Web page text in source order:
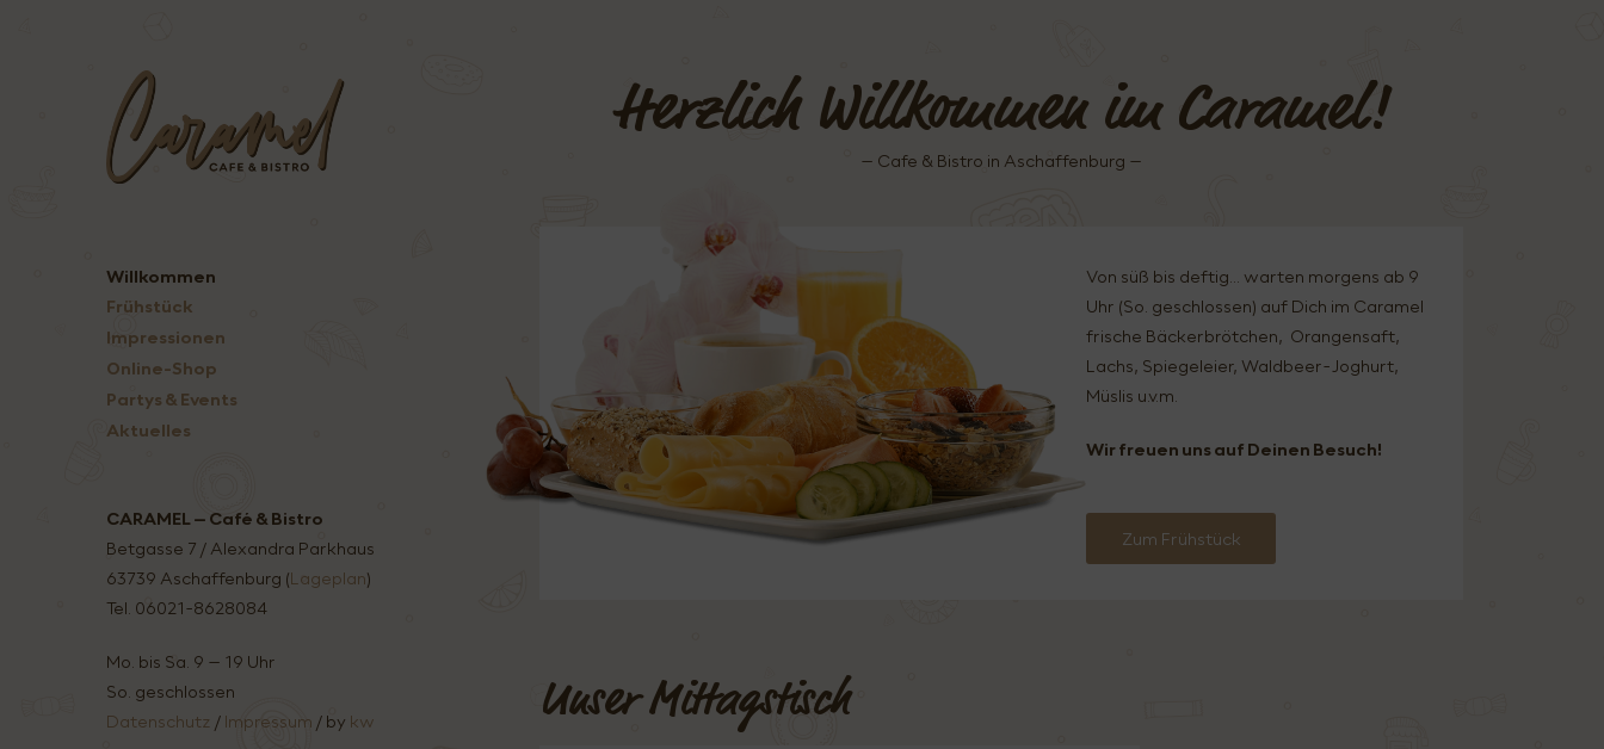
Willkommen
Frühstück
Impressionen
Online-Shop
Partys & Events
Aktuelles
CARAMEL – Café & Bistro
Betgasse 7 / Alexandra Parkhaus
63739 Aschaffenburg (Lageplan)
Tel. 06021-8628084
Mo. bis Sa. 9 – 19 Uhr
So. geschlossen
Datenschutz / Impressum / by kw
Herzlich Willkommen im Caramel!
– Cafe & Bistro in Aschaffenburg –
Von süß bis deftig… warten morgens ab 9
Uhr (So. geschlossen) auf Dich im Caramel
frische Bäckerbrötchen, Orangensaft,
Lachs, Spiegeleier, Waldbeer-Joghurt,
Müslis u.v.m.
Wir freuen uns auf Deinen Besuch!
Zum Frühstück
Unser Mittagstisch